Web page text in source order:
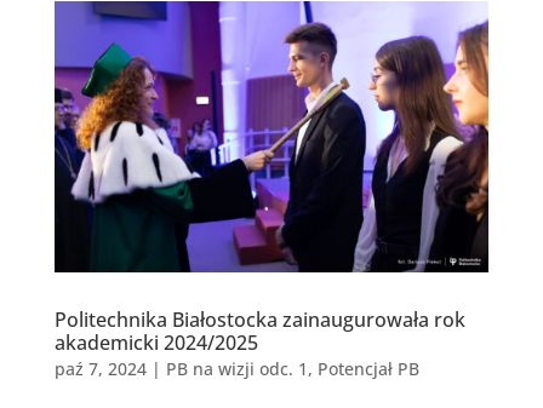
Politechnika Białostocka zainaugurowała rok
akademicki 2024/2025
paź 7, 2024| PB na wizji odc. 1 , Potencjał PB